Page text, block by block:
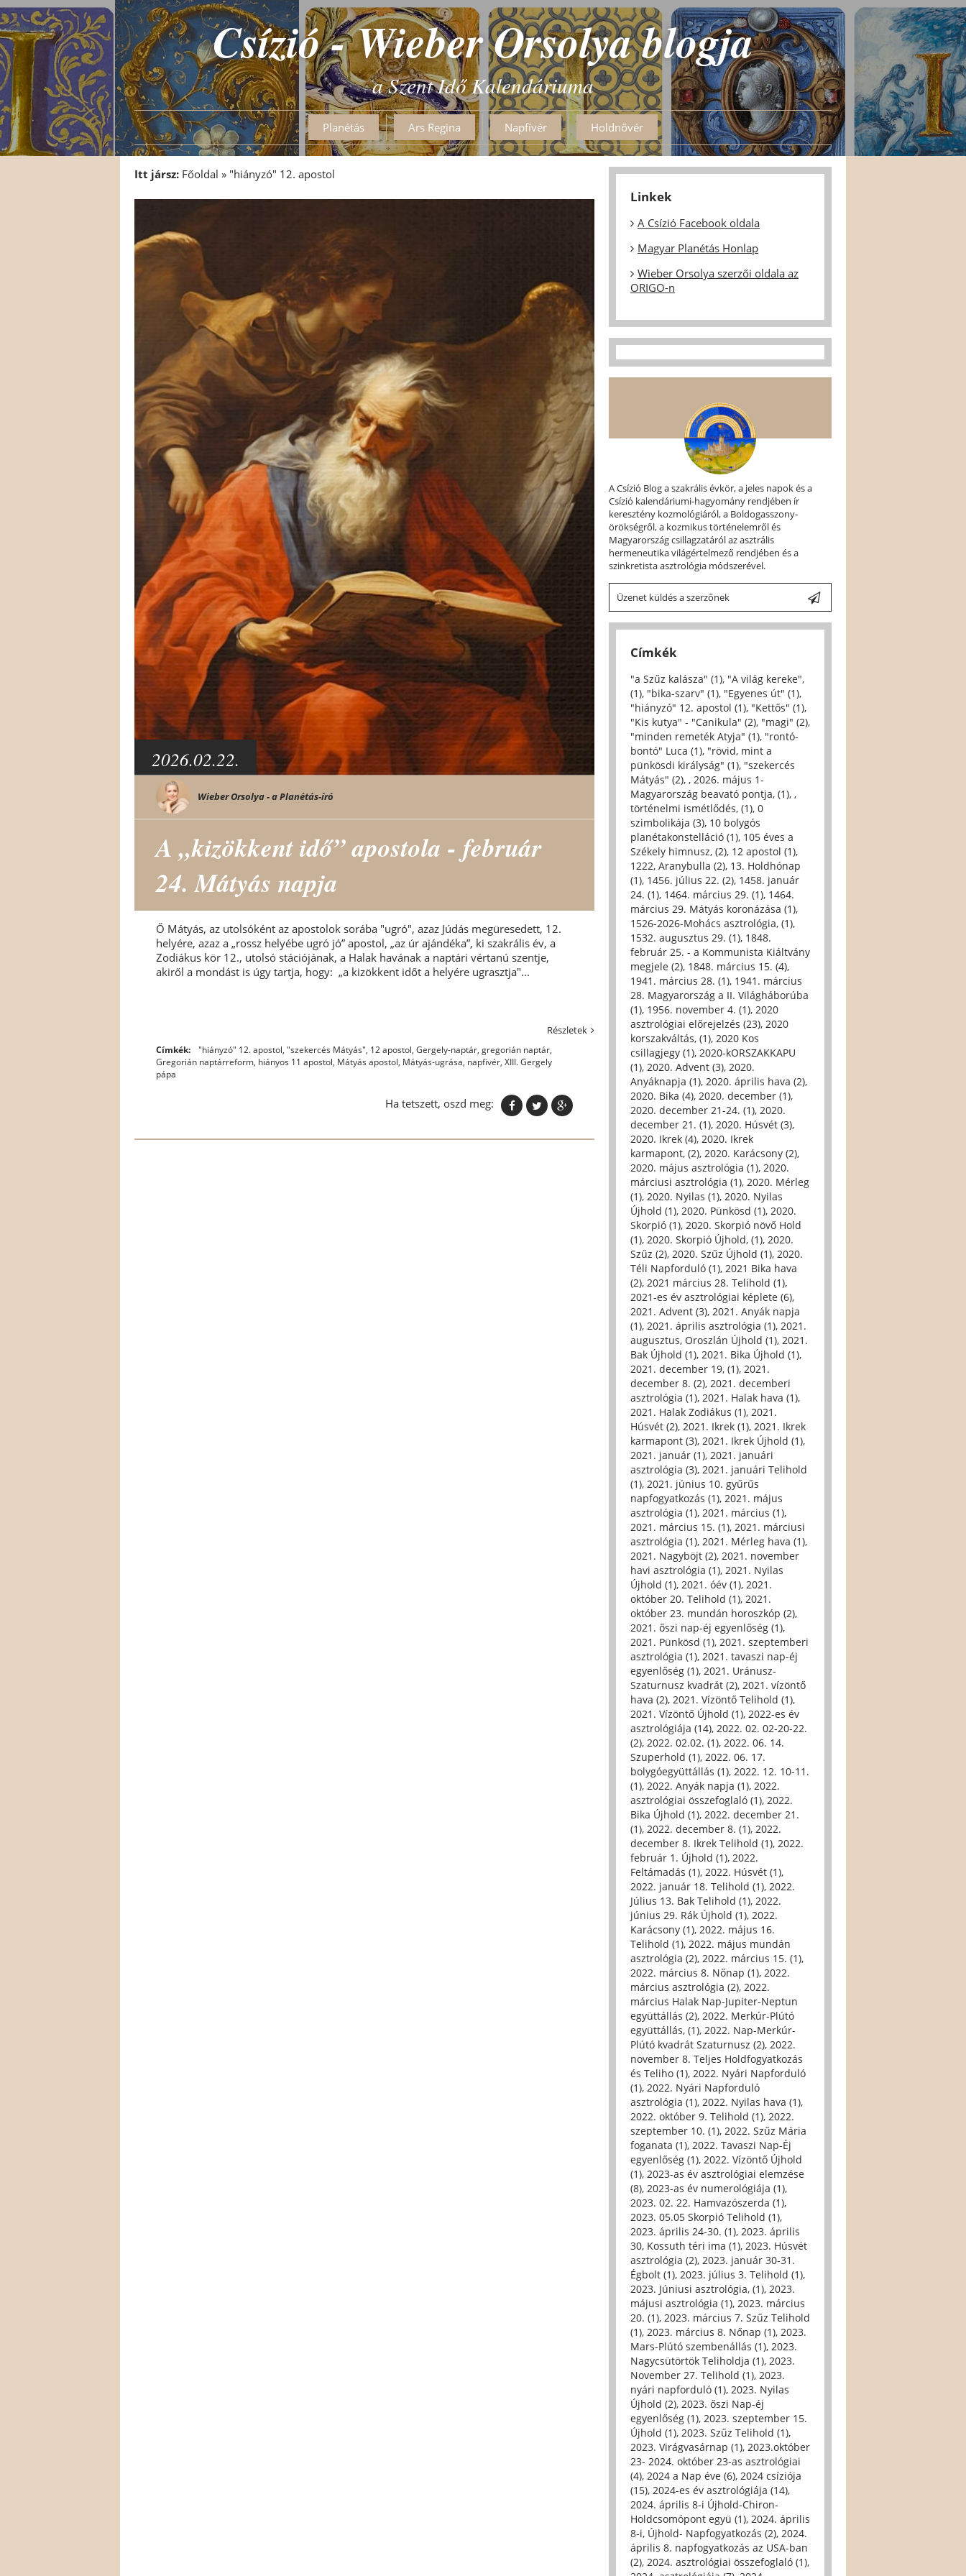
Csízió - Wieber Orsolya blogja
a Szent Idő Kalendáriuma
Planétás Ars Regina Napfívér Holdnővér
Itt jársz: Főoldal » "hiányzó" 12. apostol
2026.02.22.
Wieber Orsolya - a Planétás-író
A „kizökkent idő” apostola - február
24. Mátyás napja
Ő Mátyás, az utolsóként az apostolok sorába "ugró", azaz Júdás megüresedett, 12.
helyére, azaz a „rossz helyébe ugró jó” apostol, „az úr ajándéka”, ki szakrális év, a
Zodiákus kör 12., utolsó stációjának, a Halak havának a naptári vértanú szentje,
akiről a mondást is úgy tartja, hogy: „a kizökkent időt a helyére ugrasztja"...
Részletek
Címkék: "hiányzó" 12. apostol, "szekercés Mátyás", 12 apostol, Gergely-naptár, gregorián naptár,
Gregorián naptárreform, hiányos 11 apostol, Mátyás apostol, Mátyás-ugrása, napfivér, XIII. Gergely
pápa
Ha tetszett, oszd meg:
Linkek
A Csízió Facebook oldala
Magyar Planétás Honlap
Wieber Orsolya szerzői oldala az
ORIGO-n
A Csízió Blog a szakrális évkör, a jeles napok és a
Csízió kalendáriumi-hagyomány rendjében ír
keresztény kozmológiáról, a Boldogasszony-
örökségről, a kozmikus történelemről és
Magyarország csillagzatáról az asztrális
hermeneutika világértelmező rendjében és a
szinkretista asztrológia módszerével.
Üzenet küldés a szerzőnek
Címkék
"a Szűz kalásza" (1), "A világ kereke",
(1), "bika-szarv" (1), "Egyenes út" (1),
"hiányzó" 12. apostol (1), "Kettős" (1),
"Kis kutya" - "Canikula" (2), "magi" (2),
"minden remeték Atyja" (1), "rontó-
bontó" Luca (1), "rövid, mint a
pünkösdi királyság" (1), "szekercés
Mátyás" (2), , 2026. május 1-
Magyarország beavató pontja, (1), ,
történelmi ismétlődés, (1), 0
szimbolikája (3), 10 bolygós
planétakonstelláció (1), 105 éves a
Székely himnusz, (2), 12 apostol (1),
1222, Aranybulla (2), 13. Holdhónap
(1), 1456. július 22. (2), 1458. január
24. (1), 1464. március 29. (1), 1464.
március 29. Mátyás koronázása (1),
1526-2026-Mohács asztrológia, (1),
1532. augusztus 29. (1), 1848.
február 25. - a Kommunista Kiáltvány
megjele (2), 1848. március 15. (4),
1941. március 28. (1), 1941. március
28. Magyarország a II. Világháborúba
(1), 1956. november 4. (1), 2020
asztrológiai előrejelzés (23), 2020
korszakváltás, (1), 2020 Kos
csillagjegy (1), 2020-kORSZAKKAPU
(1), 2020. Advent (3), 2020.
Anyáknapja (1), 2020. április hava (2),
2020. Bika (4), 2020. december (1),
2020. december 21-24. (1), 2020.
december 21. (1), 2020. Húsvét (3),
2020. Ikrek (4), 2020. Ikrek
karmapont, (2), 2020. Karácsony (2),
2020. május asztrológia (1), 2020.
márciusi asztrológia (1), 2020. Mérleg
(1), 2020. Nyilas (1), 2020. Nyilas
Újhold (1), 2020. Pünkösd (1), 2020.
Skorpió (1), 2020. Skorpió növő Hold
(1), 2020. Skorpió Újhold, (1), 2020.
Szűz (2), 2020. Szűz Újhold (1), 2020.
Téli Napforduló (1), 2021 Bika hava
(2), 2021 március 28. Telihold (1),
2021-es év asztrológiai képlete (6),
2021. Advent (3), 2021. Anyák napja
(1), 2021. április asztrológia (1), 2021.
augusztus, Oroszlán Újhold (1), 2021.
Bak Újhold (1), 2021. Bika Újhold (1),
2021. december 19, (1), 2021.
december 8. (2), 2021. decemberi
asztrológia (1), 2021. Halak hava (1),
2021. Halak Zodiákus (1), 2021.
Húsvét (2), 2021. Ikrek (1), 2021. Ikrek
karmapont (3), 2021. Ikrek Újhold (1),
2021. január (1), 2021. januári
asztrológia (3), 2021. januári Telihold
(1), 2021. június 10. gyűrűs
napfogyatkozás (1), 2021. május
asztrológia (1), 2021. március (1),
2021. március 15. (1), 2021. márciusi
asztrológia (1), 2021. Mérleg hava (1),
2021. Nagyböjt (2), 2021. november
havi asztrológia (1), 2021. Nyilas
Újhold (1), 2021. óév (1), 2021.
október 20. Telihold (1), 2021.
október 23. mundán horoszkóp (2),
2021. őszi nap-éj egyenlőség (1),
2021. Pünkösd (1), 2021. szeptemberi
asztrológia (1), 2021. tavaszi nap-éj
egyenlőség (1), 2021. Uránusz-
Szaturnusz kvadrát (2), 2021. vízöntő
hava (2), 2021. Vízöntő Telihold (1),
2021. Vízöntő Újhold (1), 2022-es év
asztrológiája (14), 2022. 02. 02-20-22.
(2), 2022. 02.02. (1), 2022. 06. 14.
Szuperhold (1), 2022. 06. 17.
bolygóegyüttállás (1), 2022. 12. 10-11.
(1), 2022. Anyák napja (1), 2022.
asztrológiai összefoglaló (1), 2022.
Bika Újhold (1), 2022. december 21.
(1), 2022. december 8. (1), 2022.
december 8. Ikrek Telihold (1), 2022.
február 1. Újhold (1), 2022.
Feltámadás (1), 2022. Húsvét (1),
2022. január 18. Telihold (1), 2022.
Július 13. Bak Telihold (1), 2022.
június 29. Rák Újhold (1), 2022.
Karácsony (1), 2022. május 16.
Telihold (1), 2022. május mundán
asztrológia (2), 2022. március 15. (1),
2022. március 8. Nőnap (1), 2022.
március asztrológia (2), 2022.
március Halak Nap-Jupiter-Neptun
együttállás (2), 2022. Merkúr-Plútó
együttállás, (1), 2022. Nap-Merkúr-
Plútó kvadrát Szaturnusz (2), 2022.
november 8. Teljes Holdfogyatkozás
és Teliho (1), 2022. Nyári Napforduló
(1), 2022. Nyári Napforduló
asztrológia (1), 2022. Nyilas hava (1),
2022. október 9. Telihold (1), 2022.
szeptember 10. (1), 2022. Szűz Mária
foganata (1), 2022. Tavaszi Nap-Éj
egyenlőség (1), 2022. Vízöntő Újhold
(1), 2023-as év asztrológiai elemzése
(8), 2023-as év numerológiája (1),
2023. 02. 22. Hamvazószerda (1),
2023. 05.05 Skorpió Telihold (1),
2023. április 24-30. (1), 2023. április
30, Kossuth téri ima (1), 2023. Húsvét
asztrológia (2), 2023. január 30-31.
Égbolt (1), 2023. július 3. Telihold (1),
2023. Júniusi asztrológia, (1), 2023.
májusi asztrológia (1), 2023. március
20. (1), 2023. március 7. Szűz Telihold
(1), 2023. március 8. Nőnap (1), 2023.
Mars-Plútó szembenállás (1), 2023.
Nagycsütörtök Teliholdja (1), 2023.
November 27. Telihold (1), 2023.
nyári napforduló (1), 2023. Nyilas
Újhold (2), 2023. őszi Nap-éj
egyenlőség (1), 2023. szeptember 15.
Újhold (1), 2023. Szűz Telihold (1),
2023. Virágvasárnap (1), 2023.október
23- 2024. október 23-as asztrológiai
(4), 2024 a Nap éve (6), 2024 csíziója
(15), 2024-es év asztrológiája (14),
2024. április 8-i Újhold-Chiron-
Holdcsomópont együ (1), 2024. április
8-i, Újhold- Napfogyatkozás (2), 2024.
április 8. napfogyatkozás az USA-ban
(2), 2024. asztrológiai összefoglaló (1),